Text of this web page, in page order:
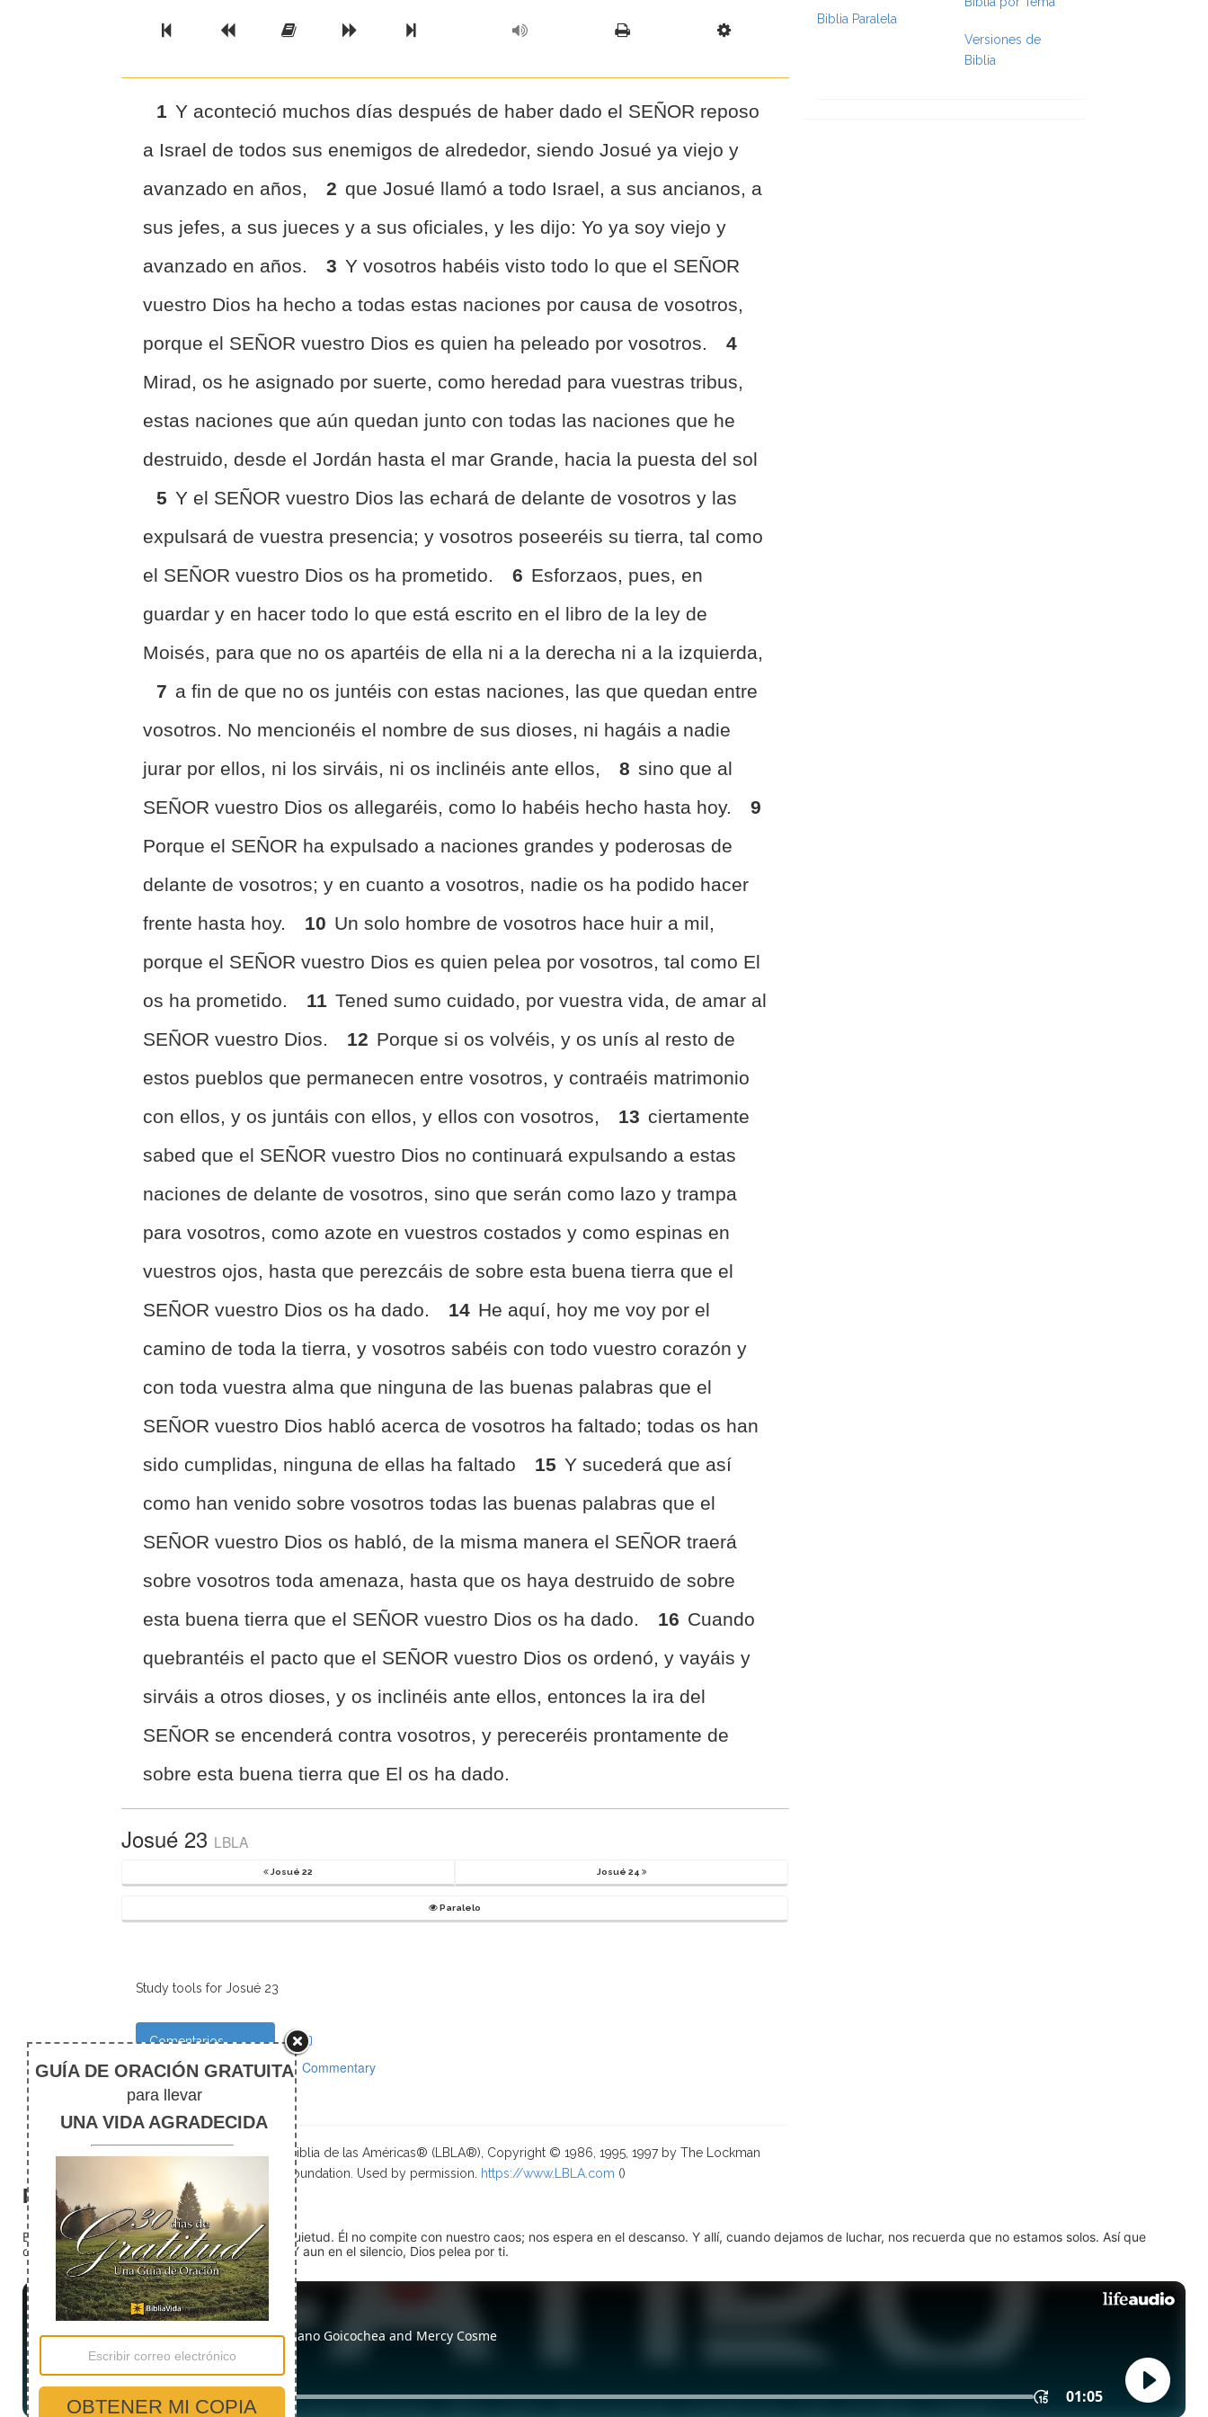
Previous BookPrevious Chapter
Read the Full Chapter
Next Chapter
Next Book Scripture Formatting
1 Y aconteció muchos días después de haber dado el SEÑOR reposo
a Israel de todos sus enemigos de alrededor, siendo Josué ya viejo y
avanzado en años,
2 que Josué llamó a todo Israel, a sus ancianos, a
sus jefes, a sus jueces y a sus oficiales, y les dijo: Yo ya soy viejo y
avanzado en años.
3 Y vosotros habéis visto todo lo que el SEÑOR
vuestro Dios ha hecho a todas estas naciones por causa de vosotros,
porque el SEÑOR vuestro Dios es quien ha peleado por vosotros.
4
Mirad, os he asignado por suerte, como heredad para vuestras tribus,
estas naciones que aún quedan junto con todas las naciones que he
destruido, desde el Jordán hasta el mar Grande, hacia la puesta del sol
5 Y el SEÑOR vuestro Dios las echará de delante de vosotros y las
expulsará de vuestra presencia; y vosotros poseeréis su tierra, tal como
el SEÑOR vuestro Dios os ha prometido.
6 Esforzaos, pues, en
guardar y en hacer todo lo que está escrito en el libro de la ley de
Moisés, para que no os apartéis de ella ni a la derecha ni a la izquierda,
7 a fin de que no os juntéis con estas naciones, las que quedan entre
vosotros. No mencionéis el nombre de sus dioses, ni hagáis a nadie
jurar por ellos, ni los sirváis, ni os inclinéis ante ellos,
8 sino que al
SEÑOR vuestro Dios os allegaréis, como lo habéis hecho hasta hoy.
9
Porque el SEÑOR ha expulsado a naciones grandes y poderosas de
delante de vosotros; y en cuanto a vosotros, nadie os ha podido hacer
frente hasta hoy.
10 Un solo hombre de vosotros hace huir a mil,
porque el SEÑOR vuestro Dios es quien pelea por vosotros, tal como El
os ha prometido.
11 Tened sumo cuidado, por vuestra vida, de amar al
SEÑOR vuestro Dios.
12 Porque si os volvéis, y os unís al resto de
estos pueblos que permanecen entre vosotros, y contraéis matrimonio
con ellos, y os juntáis con ellos, y ellos con vosotros,
13 ciertamente
sabed que el SEÑOR vuestro Dios no continuará expulsando a estas
naciones de delante de vosotros, sino que serán como lazo y trampa
para vosotros, como azote en vuestros costados y como espinas en
vuestros ojos, hasta que perezcáis de sobre esta buena tierra que el
SEÑOR vuestro Dios os ha dado.
14 He aquí, hoy me voy por el
camino de toda la tierra, y vosotros sabéis con todo vuestro corazón y
con toda vuestra alma que ninguna de las buenas palabras que el
SEÑOR vuestro Dios habló acerca de vosotros ha faltado; todas os han
sido cumplidas, ninguna de ellas ha faltado
15 Y sucederá que así
como han venido sobre vosotros todas las buenas palabras que el
SEÑOR vuestro Dios os habló, de la misma manera el SEÑOR traerá
sobre vosotros toda amenaza, hasta que os haya destruido de sobre
esta buena tierra que el SEÑOR vuestro Dios os ha dado.
16 Cuando
quebrantéis el pacto que el SEÑOR vuestro Dios os ordenó, y vayáis y
sirváis a otros dioses, y os inclinéis ante ellos, entonces la ira del
SEÑOR se encenderá contra vosotros, y pereceréis prontamente de
sobre esta buena tierra que El os ha dado.
Josué 23 LBLA
Josué 22 Josué 24
Paralelo
Study tools for Josué 23
Comentarios
Commentary
Scripture taken from La Biblia de las Américas® (LBLA®), Copyright © 1986, 1995, 1997 by The Lockman
Foundation. Used by permission.
https://www.LBLA.com ()
Biblia Paralela
Versiones de
Biblia
El silencio
En medio del ruido, Dios nos encuentra en la quietud. Él no compite con nuestro caos; nos espera en el descanso. Y allí, cuando dejamos de luchar, nos recuerda que no estamos solos. Así que
detente (quédate quieto) Dios está presente. Y aun en el silencio, Dios pelea por ti.